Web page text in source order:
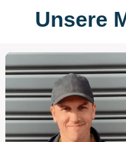
Unsere